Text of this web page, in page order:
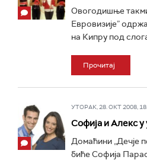
Овогодишње
Евровизије”
на Кипру под
Прочитај
УТОРАК, 28. ОКТ 2008,
Софија и Алекс
Домаћини „Дечје
биће Софија